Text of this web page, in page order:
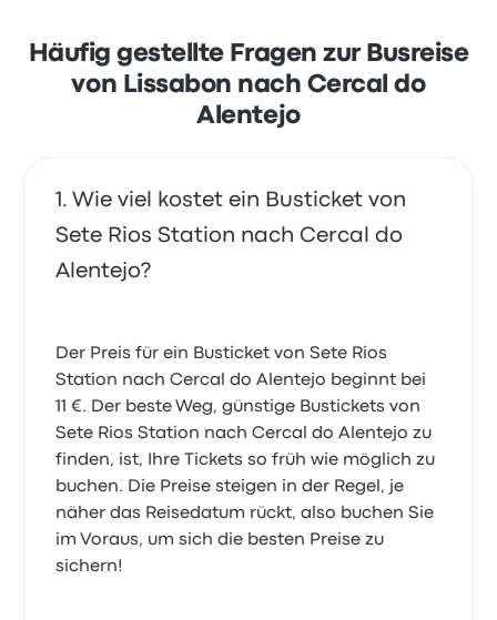
Häufig gestellte Fragen zur Busreise
von Lissabon nach Cercal do
Alentejo
Wie viel kostet ein Busticket von
Sete Rios Station nach Cercal do
Alentejo?
Der Preis für ein Busticket von Sete Rios
Station nach Cercal do Alentejo beginnt bei
11 €. Der beste Weg, günstige Bustickets von
Sete Rios Station nach Cercal do Alentejo zu
finden, ist, Ihre Tickets so früh wie möglich zu
buchen. Die Preise steigen in der Regel, je
näher das Reisedatum rückt, also buchen Sie
im Voraus, um sich die besten Preise zu
sichern!